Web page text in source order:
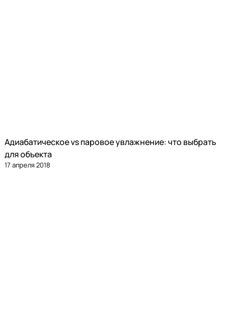
Увлажнение
Адиабатическое vs паровое увлажнение: что выбрать
для объекта
17 апреля 2018